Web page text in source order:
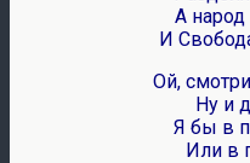
А народ
И
Ой,
Ну и
Я бы в
Или в